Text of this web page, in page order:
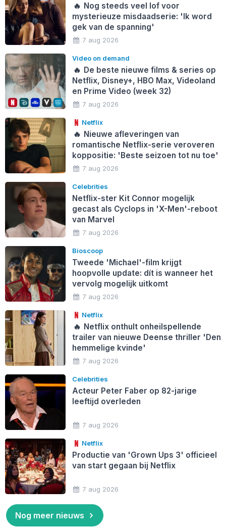
🔥 Nog steeds veel lof voor
mysterieuze misdaadserie: 'Ik word
gek van de spanning'
7 aug 2026
Video on demand
🔥 De beste nieuwe films & series op
Netflix, Disney+, HBO Max, Videoland
en Prime Video (week 32)
7 aug 2026
Netflix
🔥 Nieuwe afleveringen van
romantische Netflix-serie veroveren
koppositie: 'Beste seizoen tot nu toe'
7 aug 2026
Celebrities
Netflix-ster Kit Connor mogelijk
gecast als Cyclops in 'X-Men'-reboot
van Marvel
7 aug 2026
Bioscoop
Tweede 'Michael'-film krijgt
hoopvolle update: dít is wanneer het
vervolg mogelijk uitkomt
7 aug 2026
Netflix
🔥 Netflix onthult onheilspellende
trailer van nieuwe Deense thriller 'Den
hemmelige kvinde'
7 aug 2026
Celebrities
Acteur Peter Faber op 82-jarige
leeftijd overleden
7 aug 2026
Netflix
Productie van 'Grown Ups 3' officieel
van start gegaan bij Netflix
7 aug 2026
Nog meer nieuws